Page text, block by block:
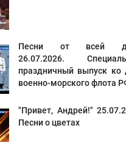
Песни от всей
26.07.2026.
праздничный выпуск
военно-морского флота
"Привет, Андрей!"
Песни о цветах